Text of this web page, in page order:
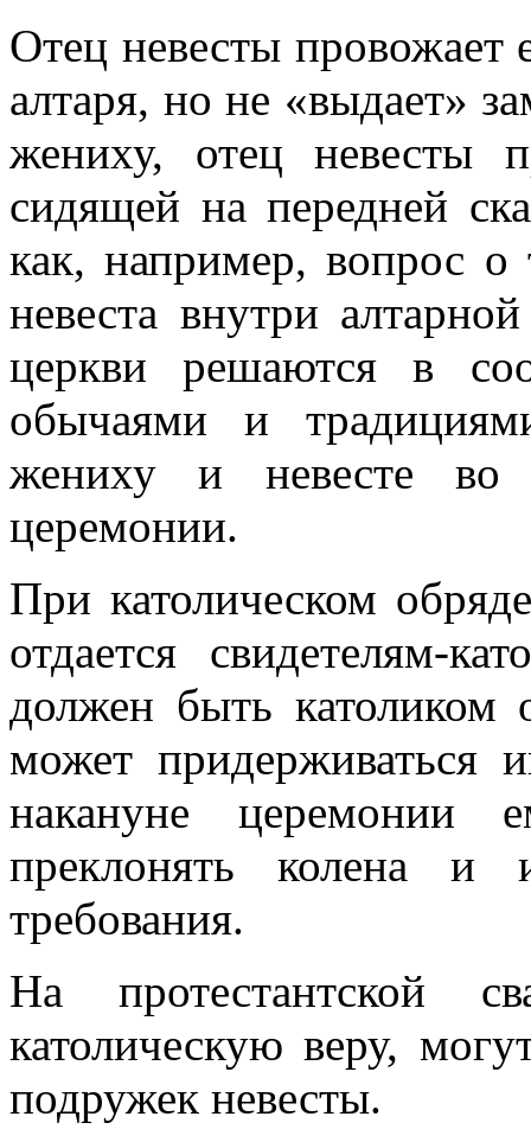
Отец невесты
алтаря, но не «выдает»
жениху, отец невесты
сидящей на передней
как, например, вопрос о
невеста внутри
церкви решаются в
обычаями и
жениху и невесте во
церемонии.
При католическом
отдается свидетелям-
должен быть католиком
может придерживаться
накануне церемонии
преклонять колена и
требования.
На протестантской
католическую веру,
подружек невесты.